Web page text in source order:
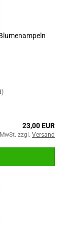
23,00 EUR
zzgl. Versand